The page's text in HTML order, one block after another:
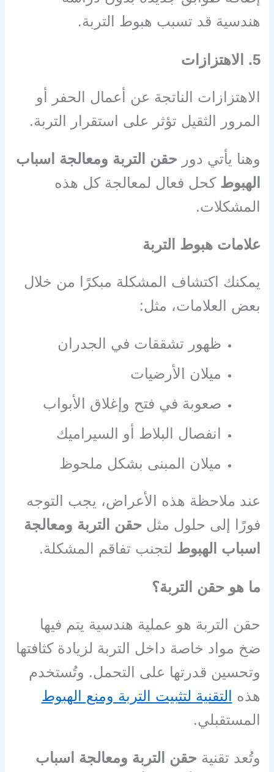
هندسية قد تسبب هبوط التربة.
5. الاهتزازات
الاهتزازات الناتجة عن أعمال الحفر أو
المرور الثقيل تؤثر على استقرار التربة.
وهنا يأتي دور حقن التربة ومعالجة اسباب
الهبوط كحل فعال لمعالجة كل هذه
المشكلات.
علامات هبوط التربة
يمكنك اكتشاف المشكلة مبكرًا من خلال
بعض العلامات، مثل:
ظهور تشققات في الجدران
ميلان الأرضيات
صعوبة في فتح وإغلاق الأبواب
انفصال البلاط أو السيراميك
ميلان المبنى بشكل ملحوظ
عند ملاحظة هذه الأعراض، يجب التوجه
فورًا إلى حلول مثل حقن التربة ومعالجة
اسباب الهبوط لتجنب تفاقم المشكلة.
ما هو حقن التربة؟
حقن التربة هو عملية هندسية يتم فيها
ضخ مواد خاصة داخل التربة لزيادة كثافتها
وتحسين قدرتها على التحمل. وتُستخدم
هذه التقنية لتثبيت التربة ومنع الهبوط
المستقبلي.
وتُعد تقنية حقن التربة ومعالجة اسباب